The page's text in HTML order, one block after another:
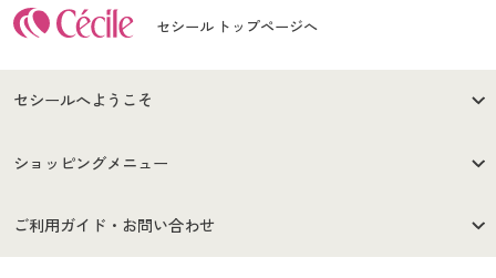
セシール トップページへ
セシールへようこそ
はじめての方へ
セシールご利用規約
ショッピングメニュー
商品カテゴリ
ご利用ガイド・お問い合わせ